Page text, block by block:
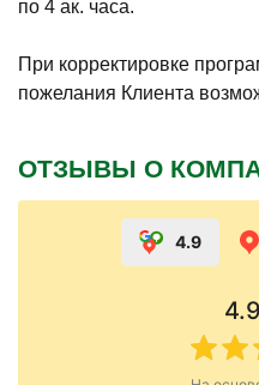
по 4 ак. часа.
При корректировке
пожелания Клиента
ОТЗЫВЫ О
4.9
4.9